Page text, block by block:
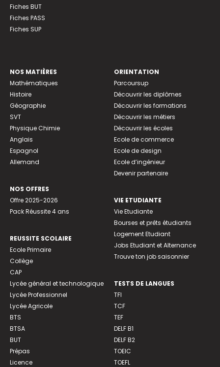
Fiches BUT
Fiches PASS
Fiches SUP
NOS MATIÈRES
Mathématiques
Histoire
Géographie
SVT
Physique Chimie
Anglais
Espagnol
Allemand
NOS OFFRES
Offre 2025-2026
Pack Réussite 4 ans
REUSSITE SCOLAIRE
Ecole Primaire
Collège
CAP
Lycée général et technologique
Lycée Professionnel
Lycée Agricole
BTS
BTSA
BUT
Prépas
Licence
ORIENTATION
Parcoursup
Découvrir les diplômes
Découvrir les formations
Découvrir les métiers
Découvrir les écoles
Ecole de commerce
Ecole de design
Ecole d’ingénieur
Devenir partenaire
VIE ETUDIANTE
Vie Etudiante
Bourses et prêts étudiants
Logement Etudiant
Jobs Etudiant et Alternance
Trouve ton job saisonnier
TESTS DE LANGUES
TFI
TCF
TEF
DELF B1
DELF B2
TOEIC
TOEFL